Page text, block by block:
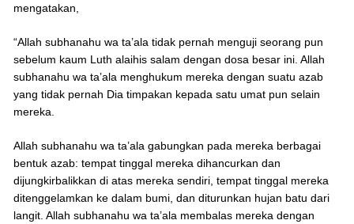
mengatakan,
“Allah subhanahu wa ta’ala tidak pernah menguji seorang pun
sebelum kaum Luth alaihis salam dengan dosa besar ini. Allah
subhanahu wa ta’ala menghukum mereka dengan suatu azab
yang tidak pernah Dia timpakan kepada satu umat pun selain
mereka.
Allah subhanahu wa ta’ala gabungkan pada mereka berbagai
bentuk azab: tempat tinggal mereka dihancurkan dan
dijungkirbalikkan di atas mereka sendiri, tempat tinggal mereka
ditenggelamkan ke dalam bumi, dan diturunkan hujan batu dari
langit. Allah subhanahu wa ta’ala membalas mereka dengan